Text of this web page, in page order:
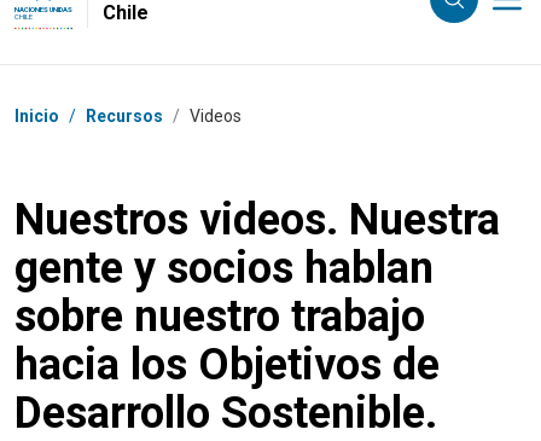
NACIONES UNIDAS
CHILE
Chile
Coordenadas dentro de la ruta de navegación
Inicio / Recursos / Videos
Nuestros videos. Nuestra
gente y socios hablan
sobre nuestro trabajo
hacia los Objetivos de
Desarrollo Sostenible.